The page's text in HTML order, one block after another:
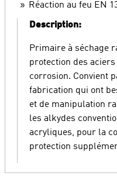
Réaction au feu EN
Description:
Primaire à séchage
protection des
corrosion. Convient
fabrication qui ont
et de manipulation
les alkydes
acryliques, pour la
protection